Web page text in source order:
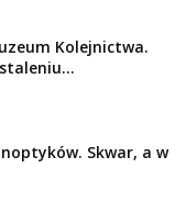
Kolejnictwa.
Skwar, a w